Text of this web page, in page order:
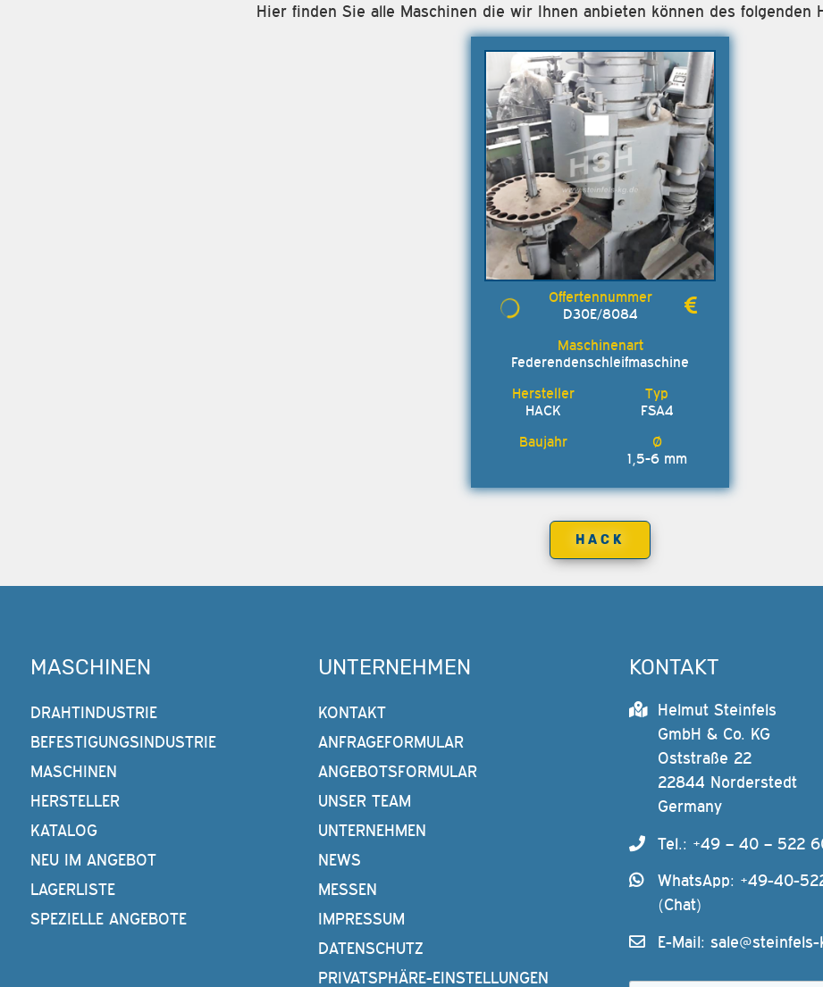
Hier finden Sie alle Maschinen die wir Ihnen anbieten können des folgenden
D30E/8084
Federendenschleifmaschine
HACK FSA4
1,5-6 mm
HACK
MASCHINEN
DRAHTINDUSTRIE
BEFESTIGUNGSINDUSTRIE
MASCHINEN
HERSTELLER
KATALOG
NEU IM ANGEBOT
LAGERLISTE
SPEZIELLE ANGEBOTE
UNTERNEHMEN
KONTAKT
ANFRAGEFORMULAR
ANGEBOTSFORMULAR
UNSER TEAM
UNTERNEHMEN
NEWS
MESSEN
IMPRESSUM
DATENSCHUTZ
PRIVATSPHÄRE-EINSTELLUNGEN
KONTAKT
Helmut Steinfels
GmbH & Co. KG
Oststraße 22
22844 Norderstedt
Germany
Tel.: +49 – 40 – 522
WhatsApp: +49-40-
(Chat)
E-Mail:sale@steinfels-